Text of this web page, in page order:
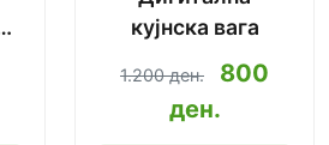
кујнска вага
1.200 ден.
800
ден.